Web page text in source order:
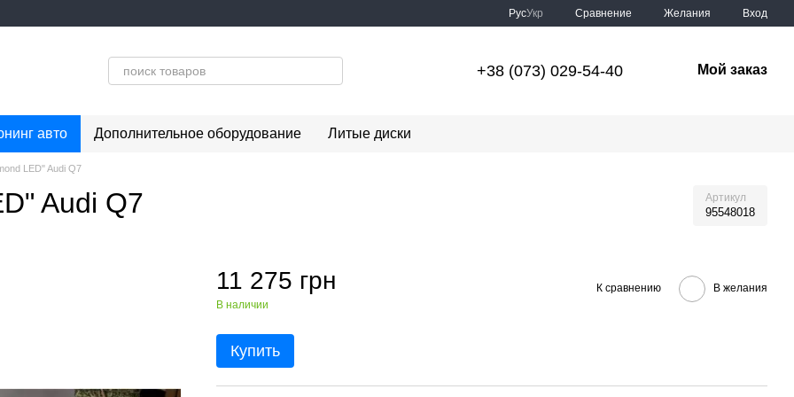
РусУкр Сравнение Желания Вход
+38 (073) 029-54-40 Мой заказ
авто Дополнительное оборудование Литые диски
LED" Audi Q7
Audi Q7 Артикул
95548018
11 275 грн
В наличии
К сравнению В желания
Купить